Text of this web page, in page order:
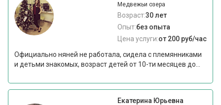
Медвежьи озера
Возраст:30 лет
Опыт:без опыта
Цена услуги:от 200 руб/час
Официально няней не работала, сидела с племянниками
и детьми знакомых, возраст детей от 10-ти месяцев до...
Екатерина Юрьевна